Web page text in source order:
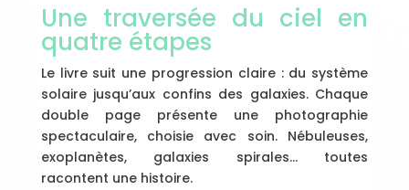
Une traversée du ciel en
quatre étapes
Le livre suit une progression claire : du système
solaire jusqu’aux confins des galaxies. Chaque
double page présente une photographie
spectaculaire, choisie avec soin. Nébuleuses,
exoplanètes, galaxies spirales… toutes
racontent une histoire.